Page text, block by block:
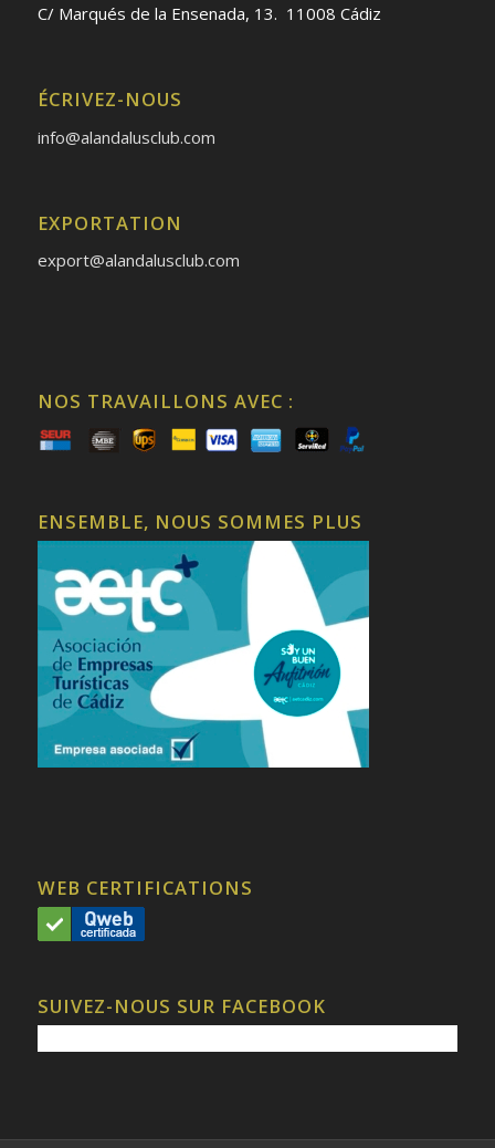
C/ Marqués de la Ensenada, 13. 11008 Cádiz
ÉCRIVEZ-NOUS
info@alandalusclub.com
EXPORTATION
export@alandalusclub.com
NOS TRAVAILLONS AVEC :
ENSEMBLE, NOUS SOMMES PLUS
WEB CERTIFICATIONS
SUIVEZ-NOUS SUR FACEBOOK